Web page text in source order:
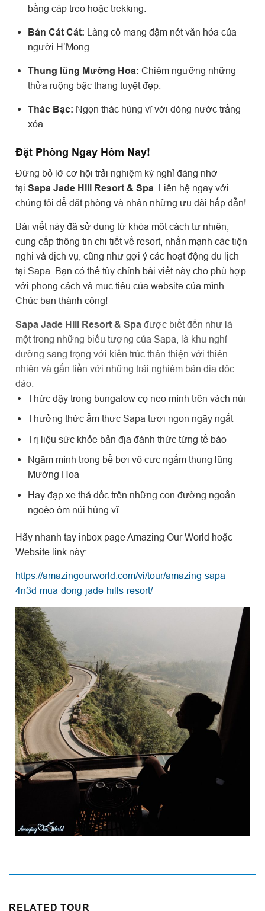
bằng cáp treo hoặc trekking.
Bản Cát Cát: Làng cổ mang đậm nét văn hóa của
người H’Mong.
Thung lũng Mường Hoa: Chiêm ngưỡng những
thửa ruộng bậc thang tuyệt đẹp.
Thác Bạc: Ngọn thác hùng vĩ với dòng nước trắng
xóa.
Đặt Phòng Ngay Hôm Nay!
Đừng bỏ lỡ cơ hội trải nghiệm kỳ nghỉ đáng nhớ
tại Sapa Jade Hill Resort & Spa . Liên hệ ngay với
chúng tôi để đặt phòng và nhận những ưu đãi hấp dẫn!
Bài viết này đã sử dụng từ khóa một cách tự nhiên,
cung cấp thông tin chi tiết về resort, nhấn mạnh các tiện
nghi và dịch vụ, cũng như gợi ý các hoạt động du lịch
tại Sapa. Bạn có thể tùy chỉnh bài viết này cho phù hợp
với phong cách và mục tiêu của website của mình.
Chúc bạn thành công!
Sapa Jade Hill Resort & Spa được biết đến như là
một trong những biểu tượng của Sapa, là khu nghỉ
dưỡng sang trọng với kiến trúc thân thiện với thiên
nhiên và gắn liền với những trải nghiệm bản địa độc
đáo.
Thức dậy trong bungalow cọ neo mình trên vách núi
Thưởng thức ẩm thực Sapa tươi ngon ngây ngất
Trị liệu sức khỏe bản địa đánh thức từng tế bào
Ngâm mình trong bể bơi vô cực ngắm thung lũng
Mường Hoa
Hay đạp xe thả dốc trên những con đường ngoằn
ngoèo ôm núi hùng vĩ…
Hãy nhanh tay inbox page Amazing Our World hoặc
Website link này:
https://amazingourworld.com/vi/tour/amazing-sapa-
4n3d-mua-dong-jade-hills-resort/
RELATED TOUR